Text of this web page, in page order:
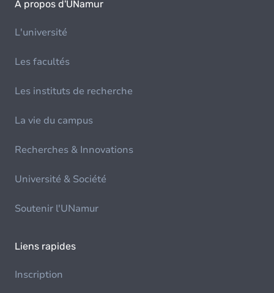
À propos d'UNamur
L'université
Les facultés
Les instituts de recherche
La vie du campus
Recherches & Innovations
Université & Société
Soutenir l'UNamur
Liens rapides
Inscription